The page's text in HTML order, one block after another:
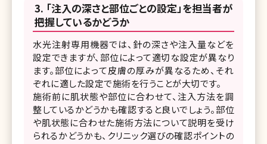
「注入の深さと部位ごとの設定」を担当者が
把握しているかどうか
水光注射専用機器では、針の深さや注入量などを
設定できますが、部位によって適切な設定が異なり
ます。部位によって皮膚の厚みが異なるため、それ
ぞれに適した設定で施術を行うことが大切です。
施術前に肌状態や部位に合わせて、注入方法を調
整しているかどうかも確認すると良いでしょう。部位
や肌状態に合わせた施術方法について説明を受け
られるかどうかも、クリニック選びの確認ポイントの